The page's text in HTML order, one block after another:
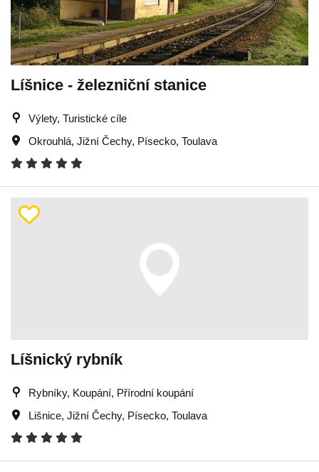
Líšnice - železniční stanice
Výlety, Turistické cíle
Okrouhlá, Jižní Čechy, Písecko, Toulava
Líšnický rybník
Rybníky, Koupání, Přírodní koupání
Lišnice, Jižní Čechy, Písecko, Toulava